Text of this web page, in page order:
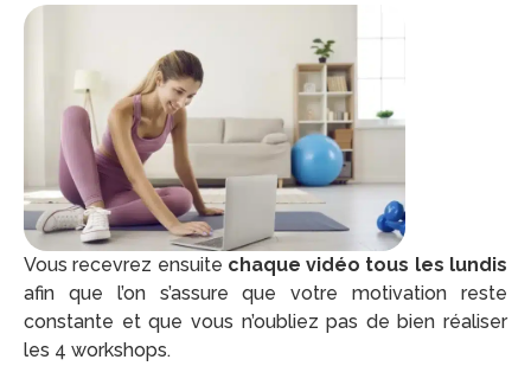
Vous recevrez ensuite chaque vidéo tous les lundis
afin que l’on s’assure que votre motivation reste
constante et que vous n’oubliez pas de bien réaliser
les 4 workshops.